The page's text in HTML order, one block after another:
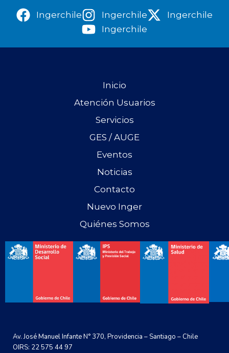
Ingerchile Ingerchile
Ingerchile
Ingerchile
Inicio
Atención Usuarios
Servicios
GES / AUGE
Eventos
Noticias
Contacto
Nuevo Inger
Quiénes Somos
Av. José Manuel Infante N° 370, Providencia – Santiago – Chile
OIRS: 22 575 44 97